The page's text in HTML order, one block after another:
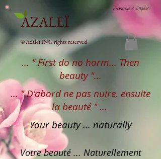
AZALEÏ
English
Francais /
© Azaleï INC rights reserved
... " First do no harm... Then
beauty "...
... " D'abord ne pas nuire, ensuite
la beauté " ...
Your beauty ... naturally
Votre beauté ... Naturellement